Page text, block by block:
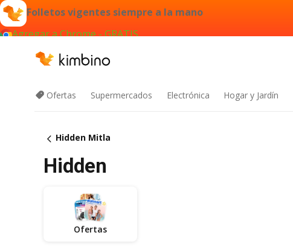
Folletos vigentes siempre a la mano
Agregar a Chrome - GRATIS
Ofertas Supermercados Electrónica Hogar y Jardín
Hidden Mitla
Hidden
Ofertas